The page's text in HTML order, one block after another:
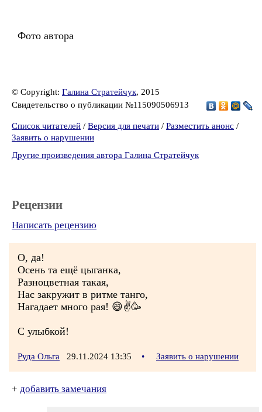
Фото автора
© Copyright: Галина Стратейчук, 2015
Свидетельство о публикации №115090506913
Список читателей / Версия для печати / Разместить анонс /
Заявить о нарушении
Другие произведения автора Галина Стратейчук
Рецензии
Написать рецензию
О, да!
Осень та ещё цыганка,
Разноцветная такая,
Нас закружит в ритме танго,
Нагадает много рая! 😄✌🥳
С улыбкой!
Руда Ольга 29.11.2024 13:35 • Заявить о нарушении
+ добавить замечания